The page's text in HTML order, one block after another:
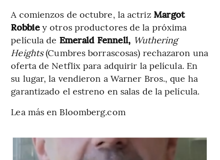
A comienzos de octubre, la actriz Margot
Robbiey otros productores de la próxima
película de Emerald Fennell, Wuthering
Heights(Cumbres borrascosas) rechazaron una
oferta de Netflix para adquirir la película. En
su lugar, la vendieron a Warner Bros., que ha
garantizado el estreno en salas de la película.
Lea más en Bloomberg.com